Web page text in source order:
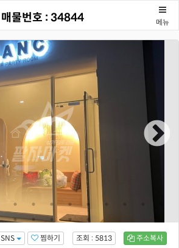
메뉴
매물번호 : 34844
주소복사
조회 : 5813
찜하기
SNS